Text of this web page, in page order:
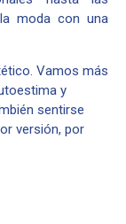
moda con una
Vamos más
y
sentirse
versión, por